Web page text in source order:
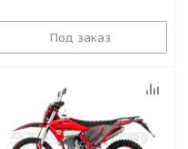
Под заказ